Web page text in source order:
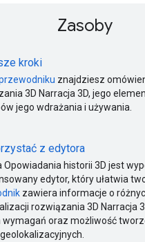
Zasoby
kroki
znajdziesz
3D Narracja 3D, jego
jego wdrażania i używania.
z edytora
Opowiadania historii 3D jest
edytor, który ułatwia
zawiera informacje o
rozwiązania 3D Narracja
wymagań oraz możliwość